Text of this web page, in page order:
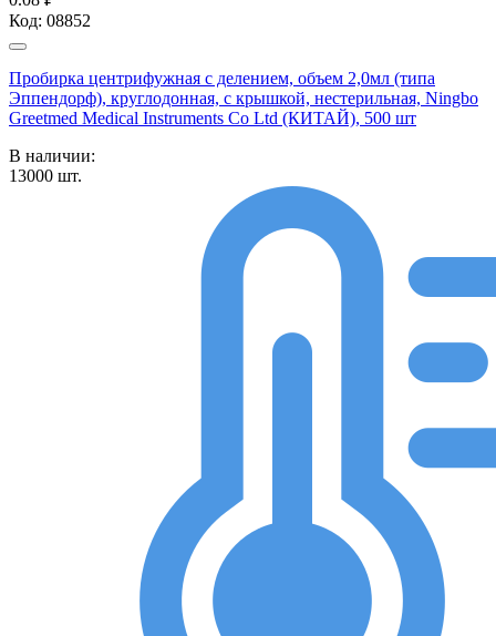
Код: 08852
Пробирка центрифужная с делением, объем 2,0мл (типа
Эппендорф), круглодонная, с крышкой, нестерильная, Ningbo
Greetmed Medical Instruments Co Ltd (КИТАЙ), 500 шт
В наличии:
13000 шт.